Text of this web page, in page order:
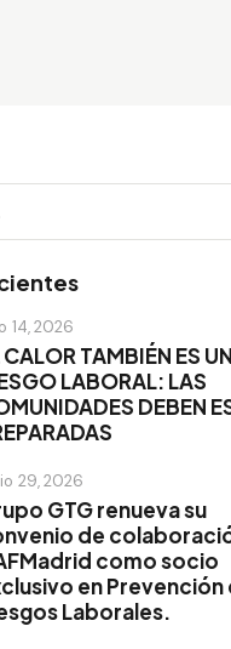
14, 2026
CALOR TAMBIÉN ES UN
LABORAL: LAS
DEBEN
29, 2026
GTG renueva su
de
como socio
en Prevención
Laborales.